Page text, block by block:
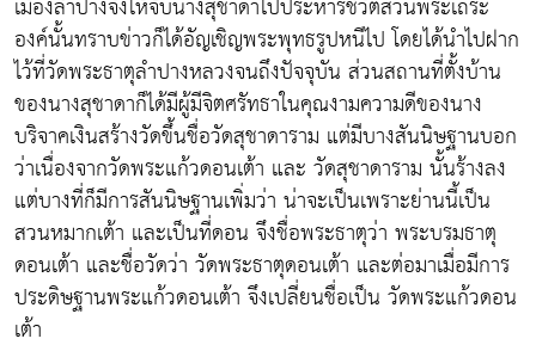
องค์นั้นทราบข่าวก็ได้อัญเชิญพระพุทธรูปหนีไป โดยได้นำไปฝาก
ไว้ที่วัดพระธาตุลำปางหลวงจนถึงปัจจุบัน ส่วนสถานที่ตั้งบ้าน
ของนางสุชาดาก็ได้มีผู้มีจิตศรัทธาในคุณงามความดีของนาง
บริจาคเงินสร้างวัดขึ้นชื่อวัดสุชาดาราม แต่มีบางสันนิษฐานบอก
ว่าเนื่องจากวัดพระแก้วดอนเต้า และ วัดสุชาดาราม นั้นร้างลง
แต่บางที่ก็มีการสันนิษฐานเพิ่มว่า น่าจะเป็นเพราะย่านนี้เป็น
สวนหมากเต้า และเป็นที่ดอน จึงชื่อพระธาตุว่า พระบรมธาตุ
ดอนเต้า และชื่อวัดว่า วัดพระธาตุดอนเต้า และต่อมาเมื่อมีการ
ประดิษฐานพระแก้วดอนเต้า จึงเปลี่ยนชื่อเป็น วัดพระแก้วดอน
เต้า